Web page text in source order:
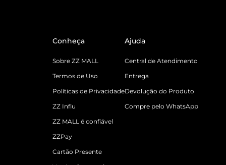
Conheça
Sobre ZZ MALL
Termos de Uso
Políticas de Privacidade
ZZ Influ
ZZ MALL é confiável
ZZPay
Cartão Presente
Ajuda
Central de Atendimento
Entrega
Devolução do Produto
Compre pelo WhatsApp